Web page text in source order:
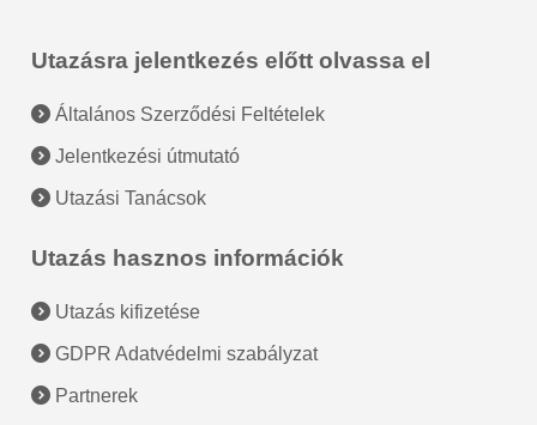
Utazásra jelentkezés előtt olvassa el
Általános Szerződési Feltételek
Jelentkezési útmutató
Utazási Tanácsok
Utazás hasznos információk
Utazás kifizetése
GDPR Adatvédelmi szabályzat
Partnerek